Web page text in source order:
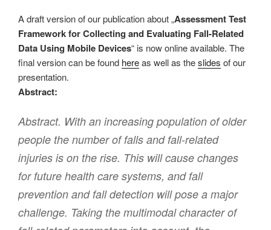
A draft version of our publication about „Assessment Test
Framework for Collecting and Evaluating Fall-Related
Data Using Mobile Devices“ is now online available. The
final version can be found hereas well as theslides of our
presentation.
Abstract:
Abstract. With an increasing population of older
people the number of falls and fall-related
injuries is on the rise. This will cause changes
for future health care systems, and fall
prevention and fall detection will pose a major
challenge. Taking the multimodal character of